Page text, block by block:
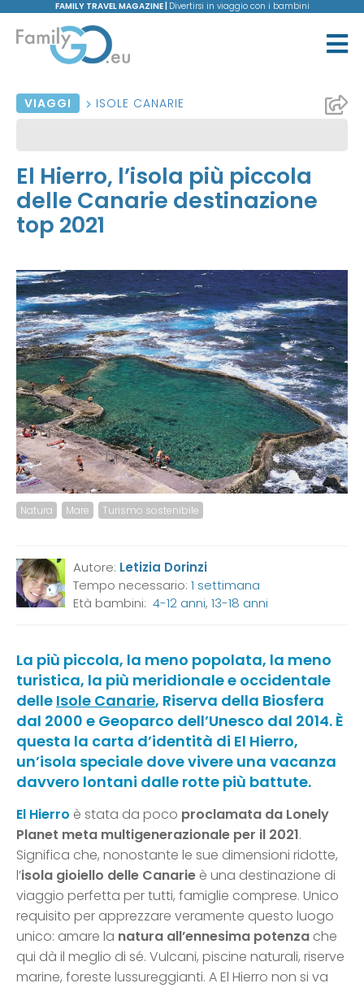
FAMILY TRAVEL MAGAZINE | Divertirsi in viaggio con i bambini
VIAGGI ISOLE CANARIE
El Hierro, l’isola più piccola
delle Canarie destinazione
top 2021
Natura Mare Turismo sostenibile
Autore: Letizia Dorinzi
Tempo necessario: 1 settimana
Età bambini: 4-12 anni, 13-18 anni
La più piccola, la meno popolata, la meno
turistica, la più meridionale e occidentale
delle Isole Canarie, Riserva della Biosfera
dal 2000 e Geoparco dell’Unesco dal 2014. È
questa la carta d’identità di El Hierro,
un’isola speciale dove vivere una vacanza
davvero lontani dalle rotte più battute.
El Hierro è stata da poco proclamata da Lonely
Planet meta multigenerazionale per il 2021.
Significa che, nonostante le sue dimensioni ridotte,
l’isola gioiello delle Canarie è una destinazione di
viaggio perfetta per tutti, famiglie comprese. Unico
requisito per apprezzare veramente questo luogo
unico: amare la natura all’ennesima potenza che
qui dà il meglio di sé. Vulcani, piscine naturali, riserve
marine, foreste lussureggianti. A El Hierro non si va